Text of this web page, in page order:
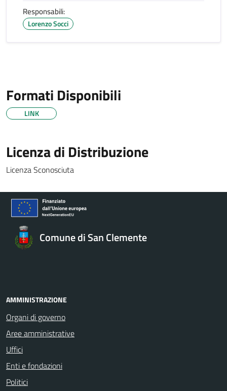
Responsabili:
Lorenzo Socci
Formati Disponibili
LINK
Licenza di Distribuzione
Licenza Sconosciuta
Comune di San Clemente
AMMINISTRAZIONE
Organi di governo
Aree amministrative
Uffici
Enti e fondazioni
Politici